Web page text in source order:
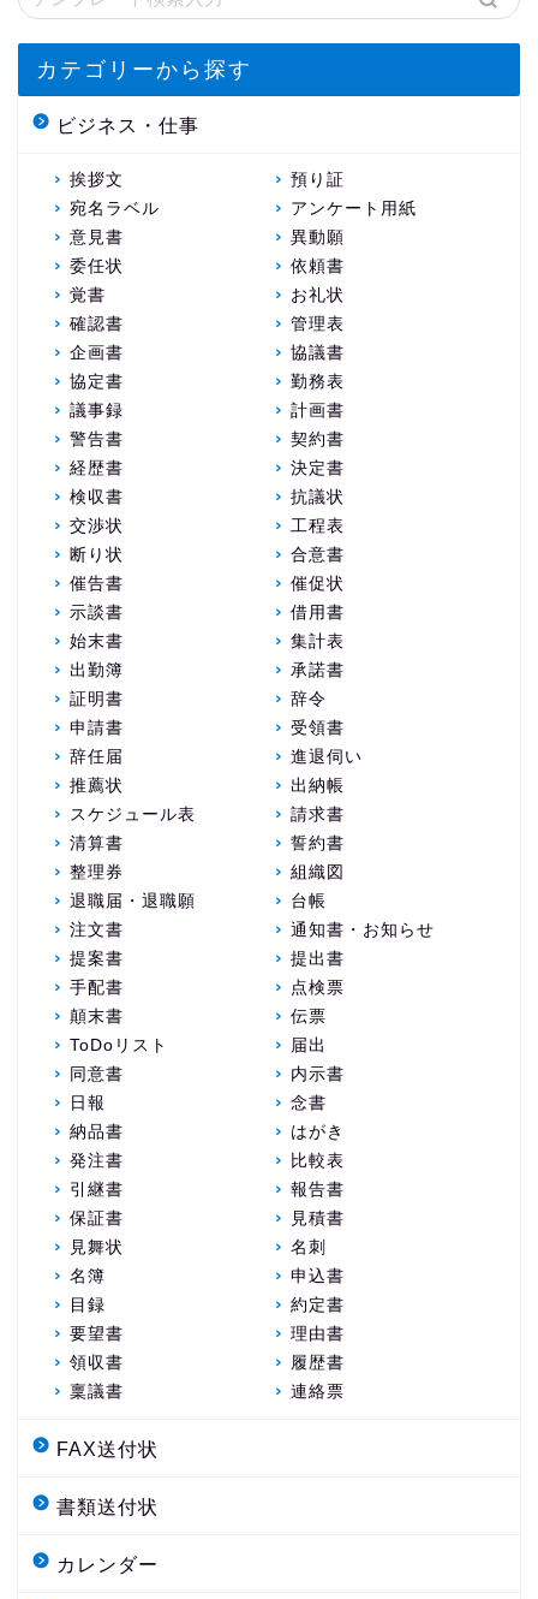
カテゴリーから探す
ビジネス・仕事
挨拶文
預り証
宛名ラベル
アンケート用紙
意見書
異動願
委任状
依頼書
覚書
お礼状
確認書
管理表
企画書
協議書
協定書
勤務表
議事録
計画書
警告書
契約書
経歴書
決定書
検収書
抗議状
交渉状
工程表
断り状
合意書
催告書
催促状
示談書
借用書
始末書
集計表
出勤簿
承諾書
証明書
辞令
申請書
受領書
辞任届
進退伺い
推薦状
出納帳
スケジュール表
請求書
清算書
誓約書
整理券
組織図
退職届・退職願
台帳
注文書
通知書・お知らせ
提案書
提出書
手配書
点検票
顛末書
伝票
ToDoリスト
届出
同意書
内示書
日報
念書
納品書
はがき
発注書
比較表
引継書
報告書
保証書
見積書
見舞状
名刺
名簿
申込書
目録
約定書
要望書
理由書
領収書
履歴書
稟議書
連絡票
FAX送付状
書類送付状
カレンダー